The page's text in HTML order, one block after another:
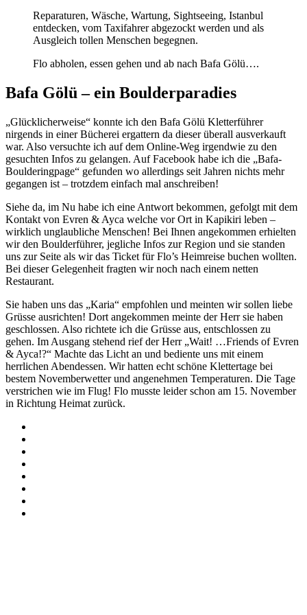
Reparaturen, Wäsche, Wartung, Sightseeing, Istanbul
entdecken, vom Taxifahrer abgezockt werden und als
Ausgleich tollen Menschen begegnen.
Flo abholen, essen gehen und ab nach Bafa Gölü….
Bafa Gölü – ein Boulderparadies
„Glücklicherweise“ konnte ich den Bafa Gölü Kletterführer
nirgends in einer Bücherei ergattern da dieser überall ausverkauft
war. Also versuchte ich auf dem Online-Weg irgendwie zu den
gesuchten Infos zu gelangen. Auf Facebook habe ich die „Bafa-
Boulderingpage“ gefunden wo allerdings seit Jahren nichts mehr
gegangen ist – trotzdem einfach mal anschreiben!
Siehe da, im Nu habe ich eine Antwort bekommen, gefolgt mit dem
Kontakt von Evren & Ayca welche vor Ort in Kapikiri leben –
wirklich unglaubliche Menschen! Bei Ihnen angekommen erhielten
wir den Boulderführer, jegliche Infos zur Region und sie standen
uns zur Seite als wir das Ticket für Flo’s Heimreise buchen wollten.
Bei dieser Gelegenheit fragten wir noch nach einem netten
Restaurant.
Sie haben uns das „Karia“ empfohlen und meinten wir sollen liebe
Grüsse ausrichten! Dort angekommen meinte der Herr sie haben
geschlossen. Also richtete ich die Grüsse aus, entschlossen zu
gehen. Im Ausgang stehend rief der Herr „Wait! …Friends of Evren
& Ayca!?“ Machte das Licht an und bediente uns mit einem
herrlichen Abendessen. Wir hatten echt schöne Klettertage bei
bestem Novemberwetter und angenehmen Temperaturen. Die Tage
verstrichen wie im Flug! Flo musste leider schon am 15. November
in Richtung Heimat zurück.